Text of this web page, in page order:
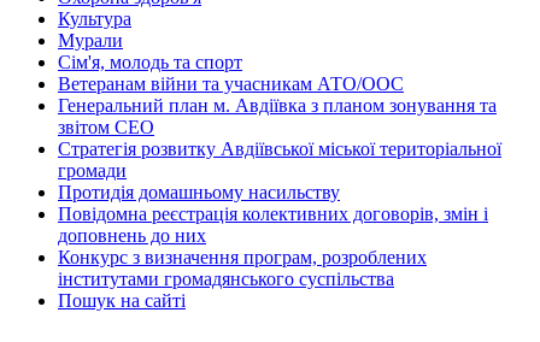
Культура
Мурали
Сім'я, молодь та спорт
Ветеранам війни та учасникам АТО/ООС
Генеральний план м. Авдіївка з планом зонування та
звітом СЕО
Стратегія розвитку Авдіївської міської територіальної
громади
Протидія домашньому насильству
Повідомна реєстрація колективних договорів, змін і
доповнень до них
Конкурс з визначення програм, розроблених
інститутами громадянського суспільства
Пошук на сайті